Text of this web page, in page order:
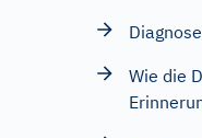
Wie die